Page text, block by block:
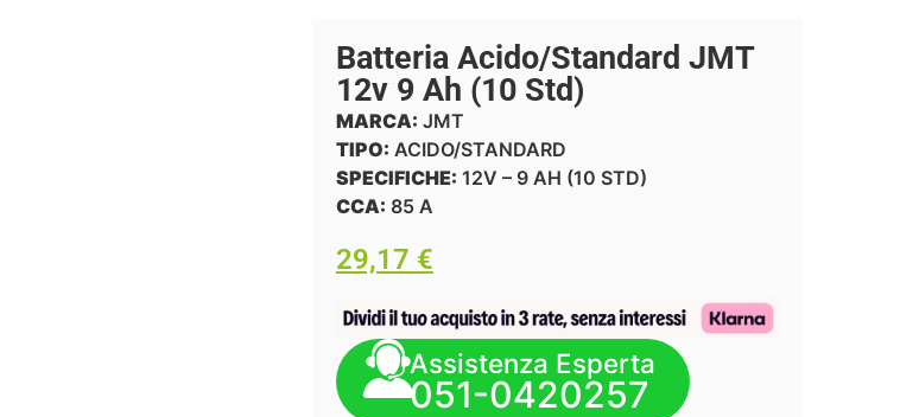
Batteria Acido/Standard JMT
12v 9 Ah (10 Std)
MARCA: JMT
TIPO: ACIDO/STANDARD
SPECIFICHE: 12V – 9 AH (10 STD)
CCA: 85 A
29,17 €
Assistenza Esperta
051-0420257